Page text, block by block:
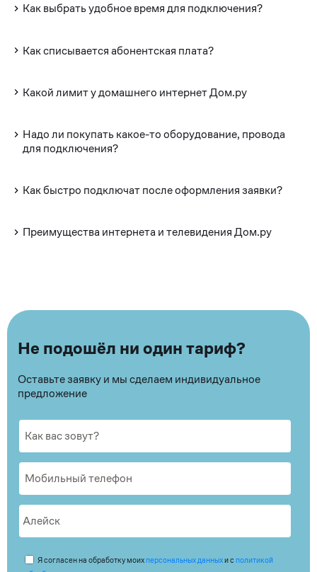
Как выбрать удобное время для подключения?
Как списывается абонентская плата?
Какой лимит у домашнего интернет Дом.ру
Надо ли покупать какое-то оборудование, провода
для подключения?
Как быстро подключат после оформления заявки?
Преимущества интернета и телевидения Дом.ру
Не подошёл ни один тариф?
Оставьте заявку и мы сделаем индивидуальное
предложение
Я согласен на обработку моих персональных данныхи с политикой